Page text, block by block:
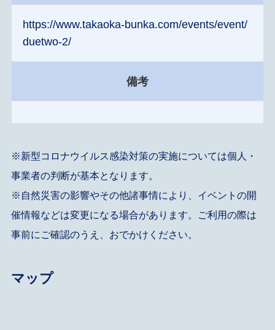
https://www.takaoka-bunka.com/events/event/
duetwo-2/
備考
※新型コロナウイルス感染対策の実施については個人・
事業者の判断が基本となります。
※自然災害の影響やその他諸事情により、イベントの開
催情報などは変更になる場合があります。ご利用の際は
事前にご確認のうえ、おでかけください。
マップ